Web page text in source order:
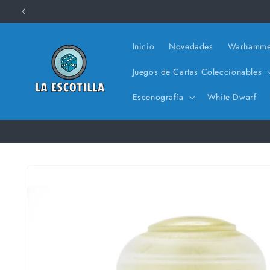
directamente
al contenido
Inicio Novedades
Juegos de Cartas Coleccionables
Escenografía White Dwarf